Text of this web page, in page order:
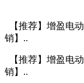
【推荐】增盈电
销】..
【推荐】增盈电
销】..